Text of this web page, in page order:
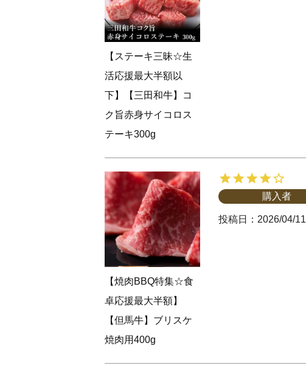
【ステーキ三昧☆生
活応援最大半額以
下】【三田和牛】コ
ク旨赤身サイコロス
テーキ300g
【焼肉BBQ特集☆食
卓応援最大半額】
【但馬牛】ブリスケ
焼肉用400g
購入者
投稿日 2026/04/11